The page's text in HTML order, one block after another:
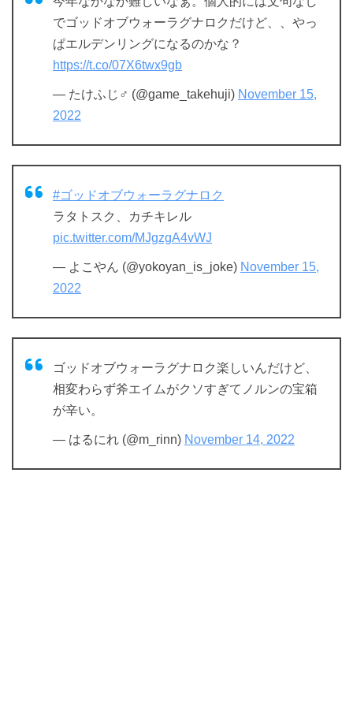
でゴッドオブウォーラグナロクだけど、、やっ
ぱエルデンリングになるのかな？
https://t.co/07X6twx9gb
— たけふじ♂ (@game_takehuji) November 15,
2022
#ゴッドオブウォーラグナロク
ラタトスク、カチキレル
pic.twitter.com/MJgzgA4vWJ
— よこやん (@yokoyan_is_joke) November 15,
2022
ゴッドオブウォーラグナロク楽しいんだけど、
相変わらず斧エイムがクソすぎてノルンの宝箱
が辛い。
— はるにれ (@m_rinn) November 14, 2022